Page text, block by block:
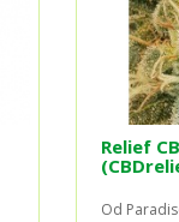
Relief
Od